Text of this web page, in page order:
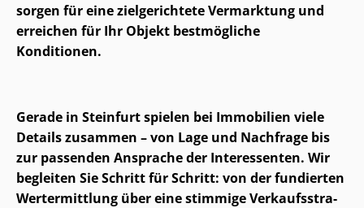
sorgen für eine zielgerichtete Vermarktung und
erreichen für Ihr Objekt bestmögliche
Konditionen.
Gerade in Steinfurt spielen bei Immobilien viele
Details zusammen – von Lage und Nachfrage bis
zur passenden Ansprache der Interessenten. Wir
begleiten Sie Schritt für Schritt: von der fundierten
Wertermittlung über eine stimmige Ver­kaufs­stra­